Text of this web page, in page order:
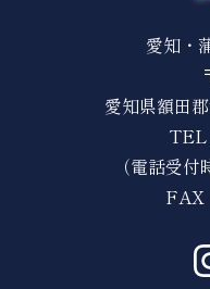
愛知・
愛知県額田
TEL
（電話受付
FAX